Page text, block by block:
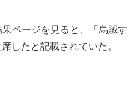
ページを見ると、「烏賊す
したと記載されていた。